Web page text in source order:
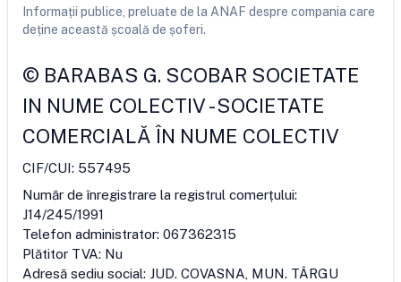
Informații publice, preluate de la ANAF despre compania care
deține această școală de șoferi.
© BARABAS G. SCOBAR SOCIETATE
IN NUME COLECTIV-SOCIETATE
COMERCIALĂ ÎN NUME COLECTIV
CIF/CUI: 557495
Număr de înregistrare la registrul comerțului:
J14/245/1991
Telefon administrator: 067362315
Plătitor TVA: Nu
Adresă sediu social: JUD. COVASNA, MUN. TÂRGU